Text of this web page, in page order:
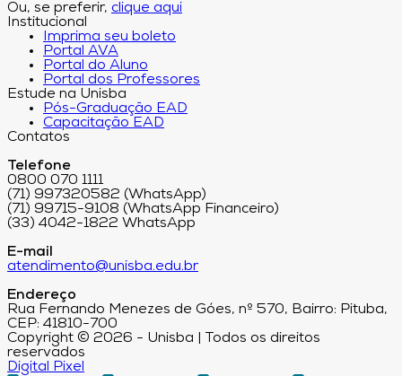
Ou, se preferir, clique aqui
Institucional
Imprima seu boleto
Portal AVA
Portal do Aluno
Portal dos Professores
Estude na Unisba
Pós-Graduação EAD
Capacitação EAD
Contatos
Telefone
0800 070 1111
(71) 997320582 (WhatsApp)
(71) 99715-9108 (WhatsApp Financeiro)
(33) 4042-1822 WhatsApp
E-mail
atendimento@unisba.edu.br
Endereço
Rua Fernando Menezes de Góes, nº 570, Bairro: Pituba,
CEP: 41810-700
Copyright © 2026 - Unisba | Todos os direitos
reservados
Digital Pixel